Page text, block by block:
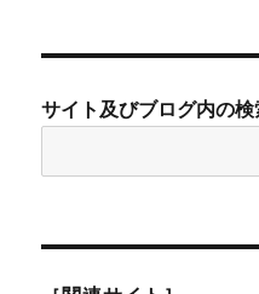
サイト及びブログ内の検